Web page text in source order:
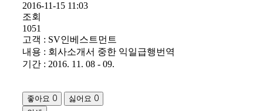
2016-11-15 11:03
조회
1051
고객 : SV인베스트먼트
내용 : 회사소개서 중한 익일급행번역
기간 : 2016. 11. 08 - 09.
좋아요 0 싫어요 0